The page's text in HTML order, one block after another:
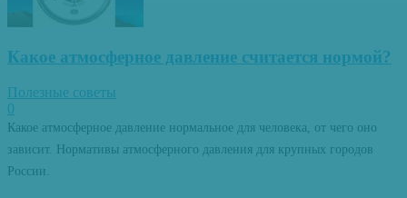
Какое атмосферное давление считается нормой?
Полезные советы
0
Какое атмосферное давление нормальное для человека, от чего оно
зависит. Нормативы атмосферного давления для крупных городов
России.